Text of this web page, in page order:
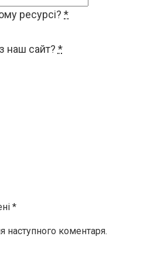
ресурсі? *
наш сайт? *
*
наступного коментаря.